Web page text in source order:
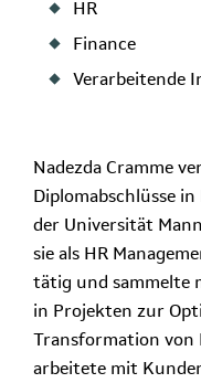
HR
Finance
Verarbeitende
Nadezda Cramme
Diplomabschlüsse
der Universität
sie als HR
tätig und sammelte
in Projekten zur
Transformation von
arbeitete mit